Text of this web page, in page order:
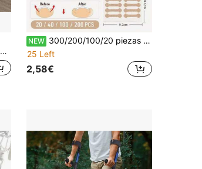
NEW 300/200/100/20 piezas Parches de corrección de uñas enrolladas, adecuados para la reparación de uñas enrolladas, parches de corrección de uñas, herramientas de cuidado de los pies
25 Left
2,58€